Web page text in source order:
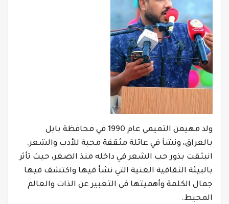
ولد مهيمن التميمي عام 1990 في محافظة بابل
بالعراق، ونشأ في عائلة مثقفة محبة للأدب والشعر.
انبثقت بذور حب الشعر في داخله منذ الصغر، حيث تأثر
بالبيئة الثقافية الغنية التي نشأ فيها واكتشف فيها
جمال الكلمة وأهميتها في التعبير عن الذات والعالم
المحيط.